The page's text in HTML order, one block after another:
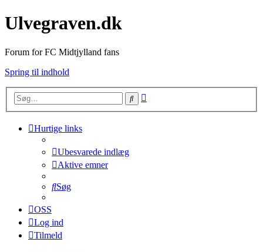
Ulvegraven.dk
Forum for FC Midtjylland fans
Spring til indhold
Søg
Hurtige links
Ubesvarede indlæg
Aktive emner
Søg
OSS
Log ind
Tilmeld